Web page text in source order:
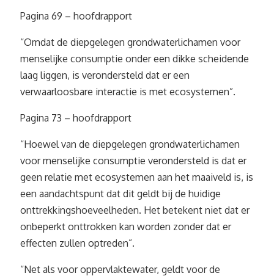
Pagina 69 – hoofdrapport
“Omdat de diepgelegen grondwaterlichamen voor
menselijke consumptie onder een dikke scheidende
laag liggen, is verondersteld dat er een
verwaarloosbare interactie is met ecosystemen”.
Pagina 73 – hoofdrapport
“Hoewel van de diepgelegen grondwaterlichamen
voor menselijke consumptie verondersteld is dat er
geen relatie met ecosystemen aan het maaiveld is, is
een aandachtspunt dat dit geldt bij de huidige
onttrekkingshoeveelheden. Het betekent niet dat er
onbeperkt onttrokken kan worden zonder dat er
effecten zullen optreden”.
“Net als voor oppervlaktewater, geldt voor de